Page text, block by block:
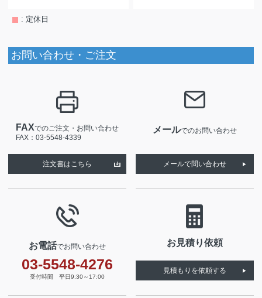
: 定休日
お問い合わせ・ご注文
FAXでのご注文・お問い合わせ
FAX：03-5548-4339
注文書はこちら
メールでのお問い合わせ
メールで問い合わせ
お電話でお問い合わせ
03-5548-4276
受付時間 平日9:30～17:00
お見積り依頼
見積もりを依頼する